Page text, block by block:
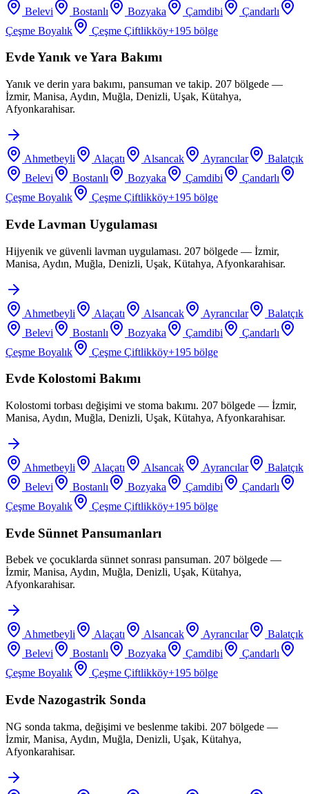
Belevi Bostanlı Bozyaka Çamdibi
Çandarlı
Çeşme Boyalık
Çeşme Çiftlikköy+195 bölge
Evde Yanık ve Yara Bakımı
Yanık ve derin yara bakımı, pansuman ve takip. 207 bölgede —
İzmir, Manisa, Aydın, Muğla, Denizli, Uşak, Kütahya,
Afyonkarahisar.
Ahmetbeyli Alaçatı Alsancak Ayrancılar
Balatçık
Belevi
Bostanlı Bozyaka Çamdibi
Çandarlı
Çeşme Boyalık
Çeşme Çiftlikköy+195 bölge
Evde Lavman Uygulaması
Hijyenik ve güvenli lavman uygulaması. 207 bölgede — İzmir,
Manisa, Aydın, Muğla, Denizli, Uşak, Kütahya, Afyonkarahisar.
Ahmetbeyli Alaçatı Alsancak Ayrancılar
Balatçık
Belevi
Bostanlı Bozyaka Çamdibi
Çandarlı
Çeşme Boyalık
Çeşme Çiftlikköy+195 bölge
Evde Kolostomi Bakımı
Kolostomi torbası değişimi ve stoma bakımı. 207 bölgede — İzmir,
Manisa, Aydın, Muğla, Denizli, Uşak, Kütahya, Afyonkarahisar.
Ahmetbeyli Alaçatı Alsancak Ayrancılar
Balatçık
Belevi
Bostanlı Bozyaka Çamdibi
Çandarlı
Çeşme Boyalık
Çeşme Çiftlikköy+195 bölge
Evde Sünnet Pansumanları
Bebek ve çocuklarda sünnet sonrası pansuman. 207 bölgede —
İzmir, Manisa, Aydın, Muğla, Denizli, Uşak, Kütahya,
Afyonkarahisar.
Ahmetbeyli Alaçatı Alsancak Ayrancılar
Balatçık
Belevi
Bostanlı Bozyaka Çamdibi
Çandarlı
Çeşme Boyalık
Çeşme Çiftlikköy+195 bölge
Evde Nazogastrik Sonda
NG sonda takma, değişimi ve beslenme takibi. 207 bölgede —
İzmir, Manisa, Aydın, Muğla, Denizli, Uşak, Kütahya,
Afyonkarahisar.